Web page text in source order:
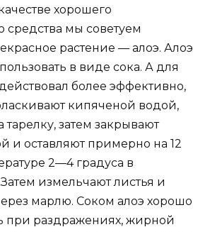
хорошего
средства мы советуем
растение — алоэ. Алоэ
в виде сока. А для
более эффективно,
кипяченой водой,
тарелку, затем закрывают
и оставляют примерно на 12
2—4 градуса в
измельчают листья и
марлю. Соком алоэ хорошо
при раздражениях, жирной